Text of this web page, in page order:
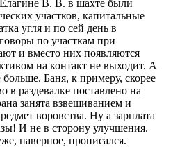
В. В. в шахте были
участков, капитальные
угля и по сей день в
по участкам при
и вместо них появляются
на контакт не выходит. А
Баня, к примеру, скорее
в раздевалке поставлено на
занята взвешиванием и
воровства. Ну а зарплата
И не в сторону улучшения.
наверное, прописался.